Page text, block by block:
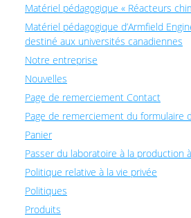
Matériel pédagogique « Réacteurs
Matériel pédagogique d’Armfield
destiné aux universités canadiennes
Notre entreprise
Nouvelles
Page de remerciement Contact
Page de remerciement du formulaire
Panier
Passer du laboratoire à la production
Politique relative à la vie privée
Politiques
Produits